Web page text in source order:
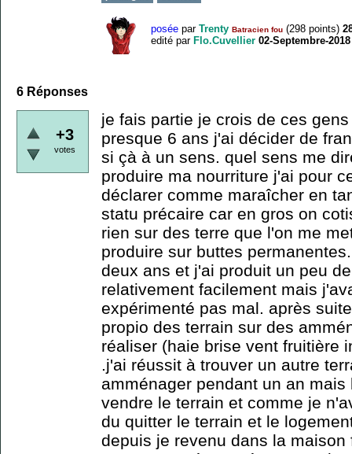
posée par Trenty Batracien fou (298 points)
edité par Flo.Cuvellier 02-Septembre-2018
6 Réponses
+3
votes
je fais partie je crois de ces
presque 6 ans j'ai décider de
si çà à un sens. quel sens me
produire ma nourriture j'ai pour
déclarer comme maraîcher en
statu précaire car en gros on
rien sur des terre que l'on me
produire sur buttes
deux ans et j'ai produit un peu
relativement facilement mais
expérimenté pas mal. après
propio des terrain sur des
réaliser (haie brise vent fruitière
.j'ai réussit à trouver un autre
amménager pendant un an
vendre le terrain et comme je
du quitter le terrain et le
depuis je revenu dans la